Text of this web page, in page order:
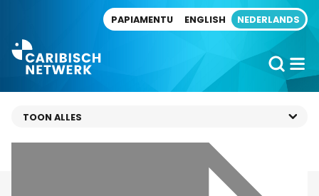
PAPIAMENTU ENGLISH NEDERLANDS